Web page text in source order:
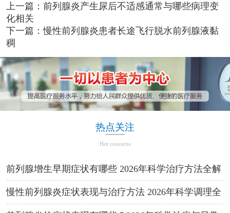
上一篇： 前列腺炎产生尿后不适感通常与哪些病理变
化相关
下一篇：慢性前列腺炎患者长途飞行脱水前列腺液黏
稠
热点关注
Hot concerns
前列腺增生早期症状有哪些 2026年科学治疗方法全解
析
慢性前列腺炎症状表现与治疗方法 2026年科学调理全